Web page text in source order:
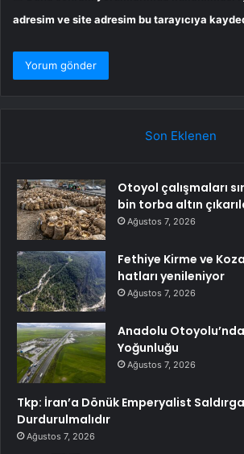
adresim ve site adresim bu tarayıcıya
Son Eklenen
Otoyol çalışmaları
bin torba altın
Ağustos 7, 2026
Fethiye Kirme ve
hatları yenileniyor
Ağustos 7, 2026
Anadolu
Yoğunluğu
Ağustos 7, 2026
Tkp: İran’a Dönük Emperyalist
Durdurulmalıdır
Ağustos 7, 2026